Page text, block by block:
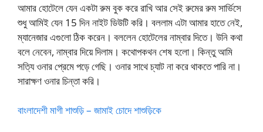
আমার হোটেলে যেন একটা রুম বুক করে রাখি আর সেই রুমের রুম সার্ভিসে
শুধু আমিই যেন 15 দিন নাইট ডিউটি করি। বললাম এটা আমার হাতে নেই,
ম্যানেজার এগুলো ঠিক করেন। বললেন হোটেলের নাম্বার দিতে। উনি কথা
বলে নেবেন, নাম্বার দিয়ে দিলাম। কথোপকথন শেষ হলো। কিন্তু আমি
সত্যি ওনার প্রেমে পড়ে গেছি। ওনার সাথে চ্যাট না করে থাকতে পারি না।
সারাক্ষণ ওনার চিন্তা করি।
বাংলাদেশী মাগী শাশুড়ি – জামাই চোদে শাশুড়িকে